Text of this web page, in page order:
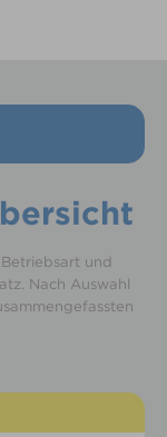
und
Nach Auswahl